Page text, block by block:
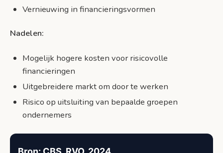
Vernieuwing in financieringsvormen
Nadelen:
Mogelijk hogere kosten voor risicovolle
financieringen
Uitgebreidere markt om door te werken
Risico op uitsluiting van bepaalde groepen
ondernemers